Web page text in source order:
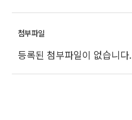
등록된 첨부파일이 없습니다.